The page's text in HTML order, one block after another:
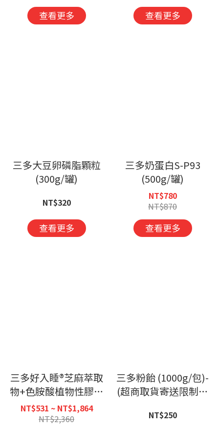
查看更多 查看更多
三多大豆卵磷脂顆粒
(300g/罐)
NT$320
查看更多
三多奶蛋白S-P93
(500g/罐)
NT$780
NT$870
查看更多
三多好入睡®芝麻萃取
物+色胺酸植物性膠囊
(30粒/盒)
NT$531 ~ NT$1,864
NT$2,360
三多粉飴 (1000g/包)-
(超商取貨寄送限制最
配)
NT$250